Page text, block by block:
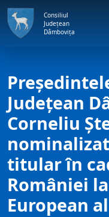
Consiliul
Județean
Dâmbovița
Județean
Corneliu
titular în
României
European